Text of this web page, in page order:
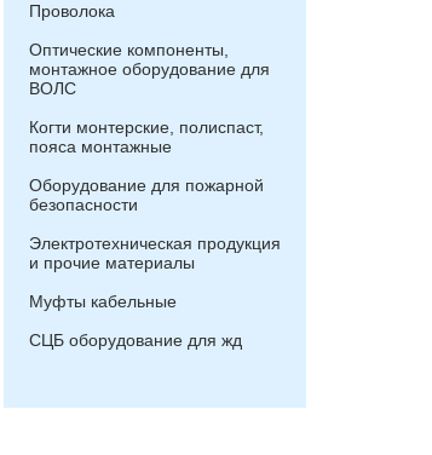
Проволока
Оптические компоненты,
монтажное оборудование для
ВОЛС
Когти монтерские, полиспаст,
пояса монтажные
Оборудование для пожарной
безопасности
Электротехническая продукция
и прочие материалы
Муфты кабельные
СЦБ оборудование для жд